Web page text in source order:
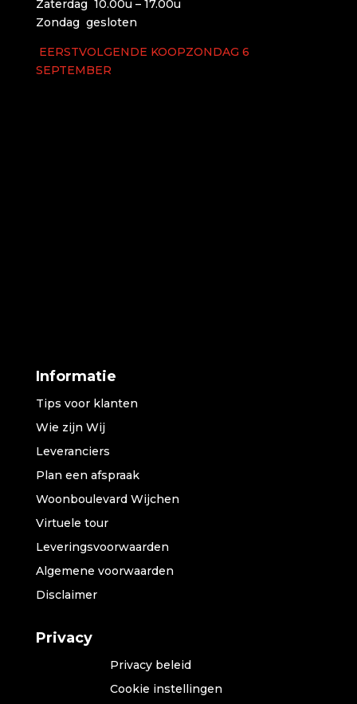
Zaterdag 10.00u – 17.00u
Zondag gesloten
EERSTVOLGENDE KOOPZONDAG 6
SEPTEMBER
Informatie
Tips voor klanten
Wie zijn Wij
Leveranciers
Plan een afspraak
Woonboulevard Wijchen
Virtuele tour
Leveringsvoorwaarden
Algemene voorwaarden
Disclaimer
Privacy
Privacy beleid
Cookie instellingen